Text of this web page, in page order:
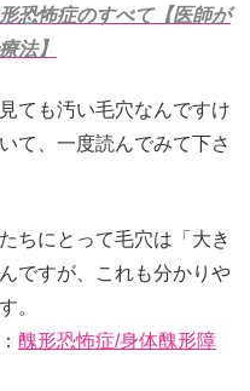
恐怖症のすべて【医師が
法】
ても汚い毛穴なんですけ
て、一度読んでみて下さ
ちにとって毛穴は「大き
ですが、これも分かりや
。
醜形恐怖症/身体醜形障